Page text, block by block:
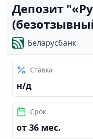
Депозит "
Беларусбанк
Ставка
н/д
Срок
от 36 мес.